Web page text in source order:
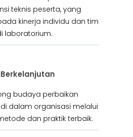
teknis peserta, yang
kinerja individu dan tim
laboratorium.
budaya perbaikan
dalam organisasi melalui
dan praktik terbaik.